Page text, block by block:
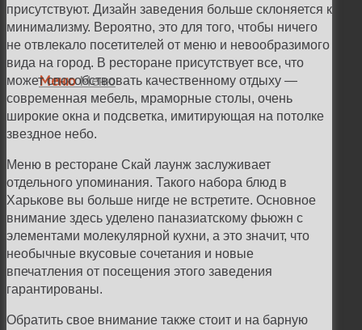
Меню Меню
присутствуют. Дизайн заведения больше склоняется к
минимализму. Вероятно, это для того, чтобы ничего
не отвлекало посетителей от меню и невообразимого
вида на город. В ресторане присутствует все, что
может способствовать качественному отдыху —
современная мебель, мраморные столы, очень
широкие окна и подсветка, имитирующая на потолке
звездное небо.
Меню в ресторане Скай лаунж заслуживает
отдельного упоминания. Такого набора блюд в
Харькове вы больше нигде не встретите. Основное
внимание здесь уделено паназиатскому фьюжн с
элементами молекулярной кухни, а это значит, что
необычные вкусовые сочетания и новые
впечатления от посещения этого заведения
гарантированы.
Обратить свое внимание также стоит и на барную